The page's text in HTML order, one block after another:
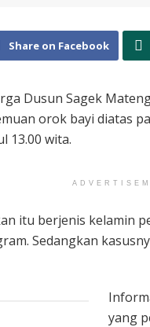
Share on Facebook
Dusun Sagek
orok bayi diatas
13.00 wita.
itu berjenis kelamin
Sedangkan
yang